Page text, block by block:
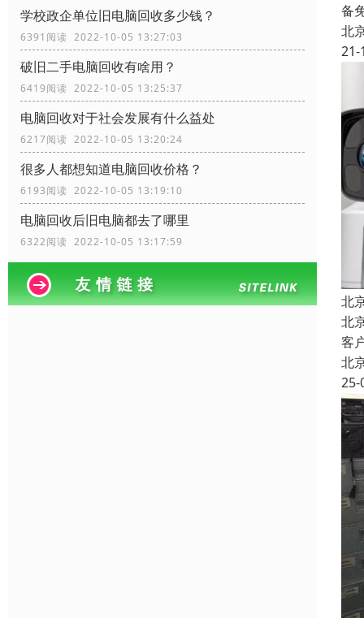
学校政企单位旧电脑回收多少钱？
6391阅读 2022-10-05 13:27:03
破旧二手电脑回收有啥用？
6419阅读 2022-10-05 13:25:37
电脑回收对于社会发展有什么益处
6217阅读 2022-10-05 13:20:24
很多人都想知道电脑回收价格？
6193阅读 2022-10-05 13:19:10
电脑回收后旧电脑都去了哪里
6322阅读 2022-10-05 13:17:59
备
北
21-
北
北
客
北
25-